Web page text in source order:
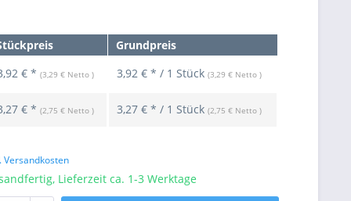
Grundpreis
€ *(3,29 € Netto ) 3,92 € * / 1 Stück(3,29 € Netto )
€ *(2,75 € Netto ) 3,27 € * / 1 Stück(2,75 € Netto )
Versandkosten
Lieferzeit ca. 1-3 Werktage